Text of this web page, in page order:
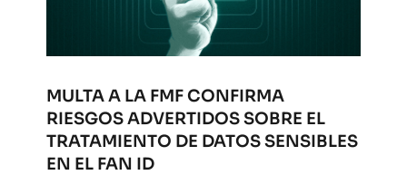
MULTA A LA FMF CONFIRMA
RIESGOS ADVERTIDOS SOBRE EL
TRATAMIENTO DE DATOS SENSIBLES
EN EL FAN ID